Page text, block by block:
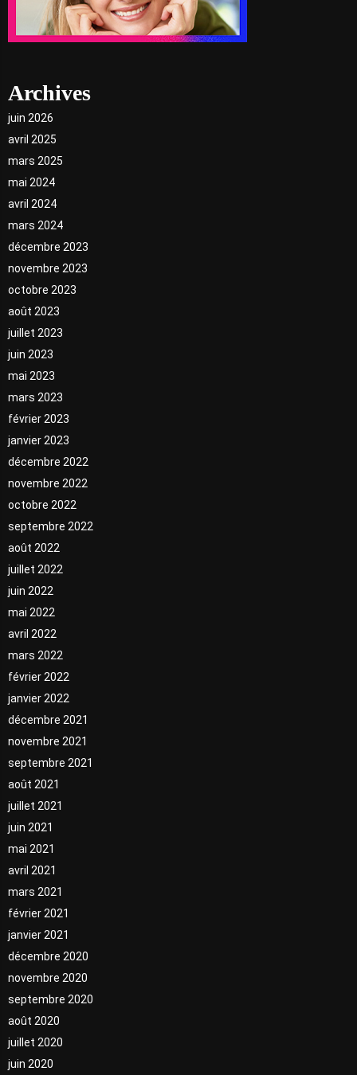
Archives
juin 2026
avril 2025
mars 2025
mai 2024
avril 2024
mars 2024
décembre 2023
novembre 2023
octobre 2023
août 2023
juillet 2023
juin 2023
mai 2023
mars 2023
février 2023
janvier 2023
décembre 2022
novembre 2022
octobre 2022
septembre 2022
août 2022
juillet 2022
juin 2022
mai 2022
avril 2022
mars 2022
février 2022
janvier 2022
décembre 2021
novembre 2021
septembre 2021
août 2021
juillet 2021
juin 2021
mai 2021
avril 2021
mars 2021
février 2021
janvier 2021
décembre 2020
novembre 2020
septembre 2020
août 2020
juillet 2020
juin 2020